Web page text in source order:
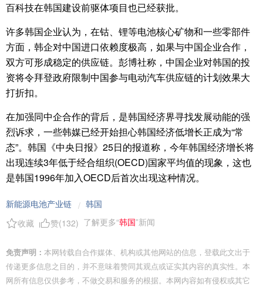
百科技在韩国建设前驱体项目也已经获批。
许多韩国企业认为，在钴、锂等电池核心矿物和一些零部件
方面，韩企对中国进口依赖度极高，如果与中国企业合作，
双方可形成稳定的供应链。彭博社称，中国企业对韩国的投
资将令拜登政府限制中国参与电动汽车供应链的计划效果大
打折扣。
在加强同中企合作的背后，是韩国经济界寻找发展动能的强
烈诉求，一些韩媒已经开始担心韩国经济低增长正成为“常
态”。韩国《中央日报》25日的报道称，今年韩国经济增长将
出现连续3年低于经合组织(OECD)国家平均值的现象，这也
是韩国1996年加入OECD后首次出现这种情况。
新能源电池产业链 / 韩国
收藏
赞(132) 了解更多“韩国”新闻
免责声明： 本网转载自合作媒体、机构或其他网站的信息，登载此文出于
传递更多信息之目的，并不意味着赞同其观点或证实其内容的真实性。本
网所有信息仅供参考，不做交易和服务的根据。本网内容如有侵权或其它